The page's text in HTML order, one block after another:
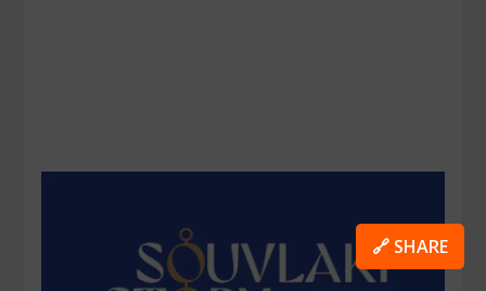
🔗 SHARE